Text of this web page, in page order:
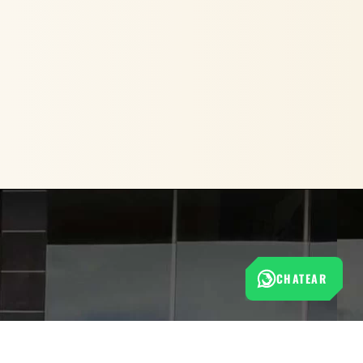
CHATEAR